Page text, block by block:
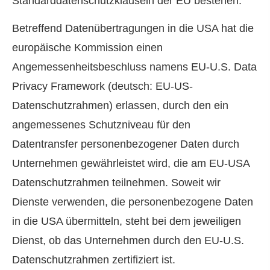
Betreffend Datenübertragungen in die USA hat die
europäische Kommission einen
Angemessenheitsbeschluss namens EU-U.S. Data
Privacy Framework (deutsch: EU-US-
Datenschutzrahmen) erlassen, durch den ein
angemessenes Schutzniveau für den
Datentransfer personenbezogener Daten durch
Unternehmen gewährleistet wird, die am EU-USA
Datenschutzrahmen teilnehmen. Soweit wir
Dienste verwenden, die personenbezogene Daten
in die USA übermitteln, steht bei dem jeweiligen
Dienst, ob das Unternehmen durch den EU-U.S.
Datenschutzrahmen zertifiziert ist.